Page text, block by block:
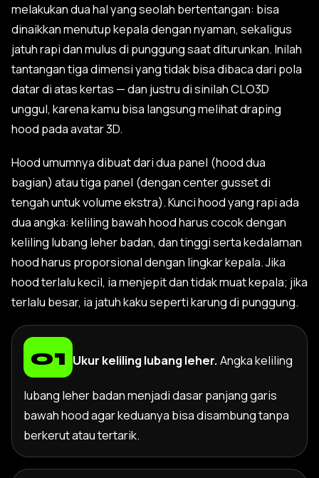
melakukan dua hal yang seolah bertentangan: bisa
dinaikkan menutup kepala dengan nyaman, sekaligus
jatuh rapi dan mulus di punggung saat diturunkan. Inilah
tantangan tiga dimensi yang tidak bisa dibaca dari pola
datar di atas kertas — dan justru di sinilah CLO3D
unggul, karena kamu bisa langsung melihat draping
hood pada avatar 3D.
Hood umumnya dibuat dari dua panel (hood dua
bagian) atau tiga panel (dengan center gusset di
tengah untuk volume ekstra). Kunci hood yang rapi ada
dua angka: keliling bawah hood harus cocok dengan
keliling lubang leher badan, dan tinggi serta kedalaman
hood harus proporsional dengan lingkar kepala. Jika
hood terlalu kecil, ia menjepit dan tidak muat kepala; jika
terlalu besar, ia jatuh kaku seperti karung di punggung.
Ukur keliling lubang leher. Angka keliling
lubang leher badan menjadi dasar panjang garis
bawah hood agar keduanya bisa disambung tanpa
berkerut atau tertarik.